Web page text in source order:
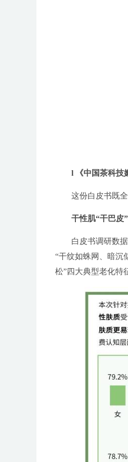
l 《中国茶科技
这份白皮书既
干性肌“干巴皮
白皮书调研数
“干纹如蛛网、暗沉
松”四大典型老化特